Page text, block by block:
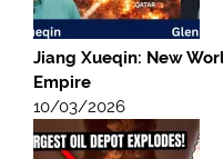
Jiang Xueqin: New
Empire
10/03/2026